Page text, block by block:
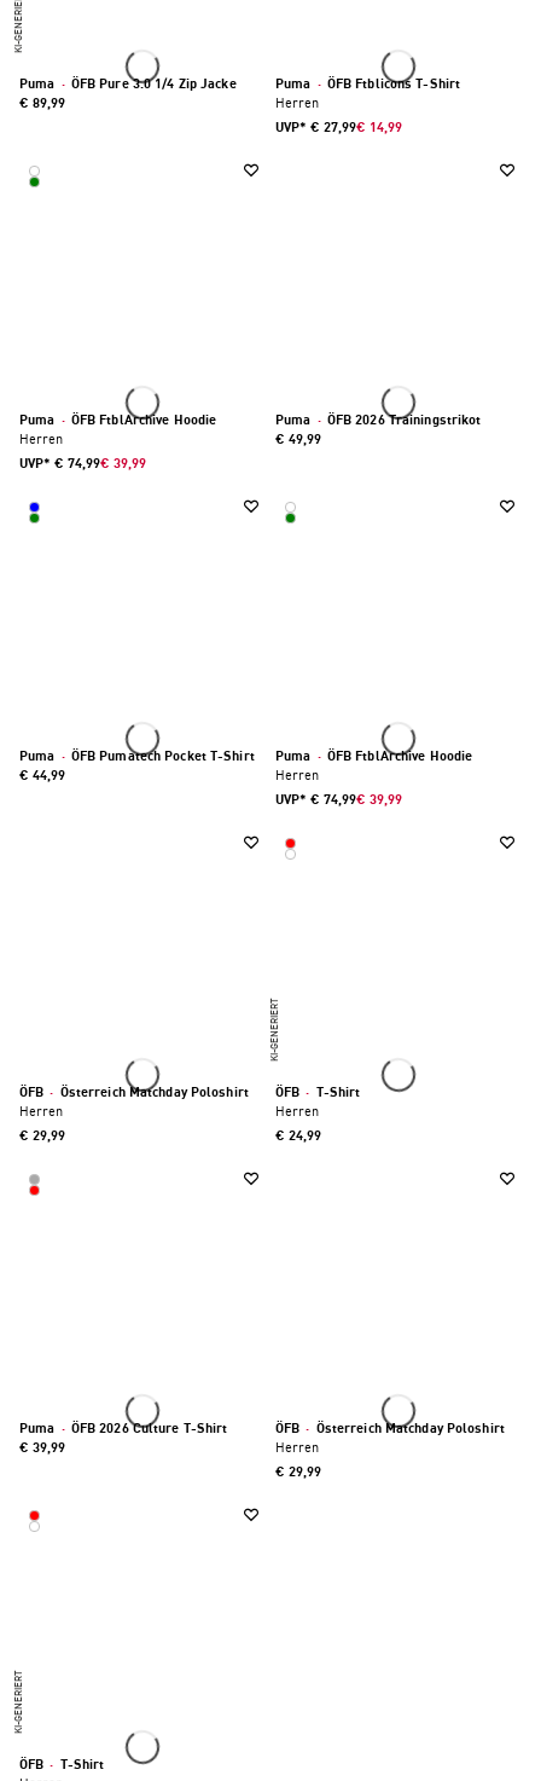
KI-GENERIERT
Puma · ÖFB Pure 3.0 1/4 Zip Jacke
€ 89,99
Puma · ÖFB Ftblicons T-Shirt
Herren
UVP* € 27,99€ 14,99
Puma · ÖFB FtblArchive Hoodie
Herren
UVP* € 74,99€ 39,99
Puma · ÖFB 2026 Trainingstrikot
€ 49,99
Puma · ÖFB Pumatech Pocket T-Shirt
€ 44,99
Puma · ÖFB FtblArchive Hoodie
Herren
UVP* € 74,99€ 39,99
ÖFB · Österreich Matchday Poloshirt
Herren
€ 29,99
KI-GENERIERT
ÖFB ·
T-Shirt
Herren
€ 24,99
Puma · ÖFB 2026 Culture T-Shirt
€ 39,99
ÖFB · Österreich Matchday Poloshirt
Herren
€ 29,99
KI-GENERIERT
ÖFB ·
T-Shirt